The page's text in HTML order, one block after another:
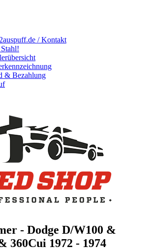
/ Kontakt
& Bezahlung
- Dodge D/W100 &
360Cui 1972 - 1974